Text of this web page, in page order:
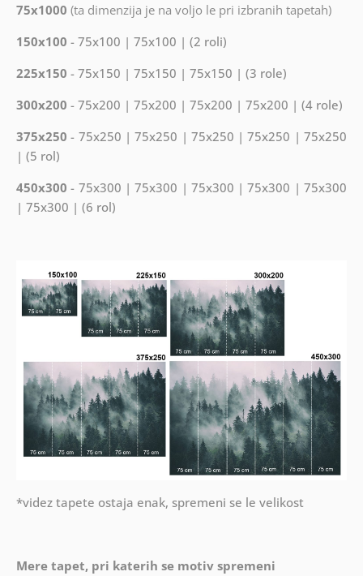
75x1000 (ta dimenzija je na voljo le pri izbranih tapetah)
150x100 - 75x100 | 75x100 | (2 roli)
225x150 - 75x150 | 75x150 | 75x150 | (3 role)
300x200 - 75x200 | 75x200 | 75x200 | 75x200 | (4 role)
375x250 - 75x250 | 75x250 | 75x250 | 75x250 | 75x250
| (5 rol)
450x300 - 75x300 | 75x300 | 75x300 | 75x300 | 75x300
| 75x300 | (6 rol)
*videz tapete ostaja enak, spremeni se le velikost
Mere tapet, pri katerih se motiv spremeni